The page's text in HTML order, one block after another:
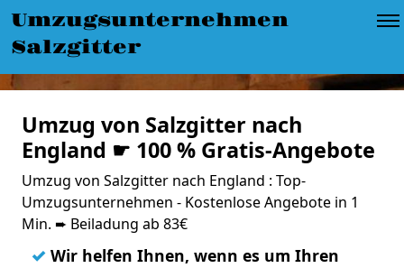
Umzugsunternehmen
Salzgitter
Umzug von Salzgitter nach
England ☛ 100 % Gratis-Angebote
Umzug von Salzgitter nach England : Top-
Umzugsunternehmen - Kostenlose Angebote in 1
Min. ➨ Beiladung ab 83€
✓ Wir helfen Ihnen, wenn es um Ihren